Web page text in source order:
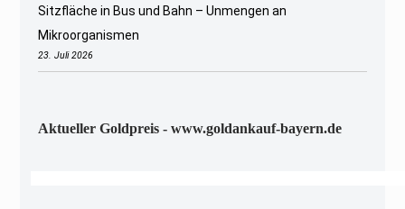
Sitzfläche in Bus und Bahn – Unmengen an
Mikroorganismen
23. Juli 2026
Aktueller Goldpreis - www.goldankauf-bayern.de